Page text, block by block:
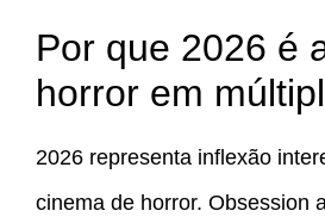
Por que 2026 é
horror em
2026 representa inflexão
cinema de horror. Obsession